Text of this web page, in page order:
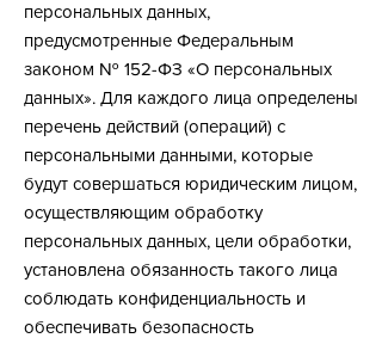
персональных данных,
предусмотренные Федеральным
законом № 152-ФЗ «О персональных
данных». Для каждого лица определены
перечень действий (операций) с
персональными данными, которые
будут совершаться юридическим лицом,
осуществляющим обработку
персональных данных, цели обработки,
установлена обязанность такого лица
соблюдать конфиденциальность и
обеспечивать безопасность